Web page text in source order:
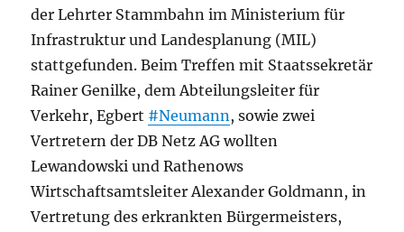
der Lehrter Stammbahn im Ministerium für
Infrastruktur und Landesplanung (MIL)
stattgefunden. Beim Treffen mit Staatssekretär
Rainer Genilke, dem Abteilungsleiter für
Verkehr, Egbert #Neumann, sowie zwei
Vertretern der DB Netz AG wollten
Lewandowski und Rathenows
Wirtschaftsamtsleiter Alexander Goldmann, in
Vertretung des erkrankten Bürgermeisters,